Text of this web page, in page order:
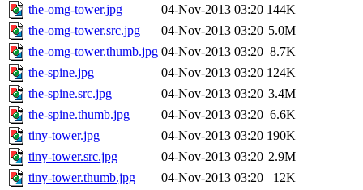
the-omg-tower.jpg
04-Nov-2013 03:20 144K
the-omg-tower.src.jpg
04-Nov-2013 03:20 5.0M
the-omg-tower.thumb.jpg 04-Nov-2013 03:20 8.7K
the-spine.jpg
04-Nov-2013 03:20 124K
the-spine.src.jpg
04-Nov-2013 03:20 3.4M
the-spine.thumb.jpg
04-Nov-2013 03:20 6.6K
tiny-tower.jpg
04-Nov-2013 03:20 190K
tiny-tower.src.jpg
04-Nov-2013 03:20 2.9M
tiny-tower.thumb.jpg
04-Nov-2013 03:20
12K